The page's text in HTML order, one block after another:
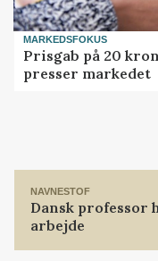
MARKEDSFOKUS
Prisgab på 20
presser markedet
NAVNESTOF
Dansk
arbejde